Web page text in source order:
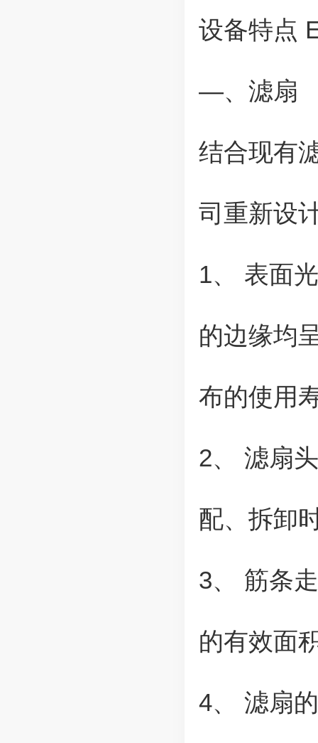
设备特点
—、滤扇
结合现有
司重新设
1、 表面
的边缘均
布的使用
2、 滤扇
配、拆卸
3、 筋条
的有效面
4、 滤扇